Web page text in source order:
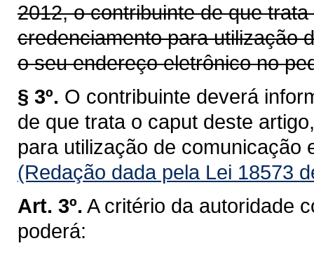
2012, o contribuinte de que
credenciamento para utilização
o seu endereço eletrônico no
§ 3º. O contribuinte deverá
de que trata o caput deste
para utilização de comunicação
(Redação dada pela Lei 18573
Art. 3º. A critério da autoridade
poderá: